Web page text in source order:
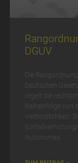
DGUV
Die
Deutschen
regelt die
Reihenfolge von
Verbindlichkeit:
Autonomes